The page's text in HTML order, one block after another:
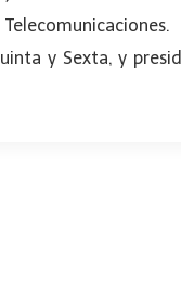
y Sexta, y